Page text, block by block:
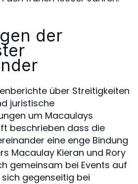
der
über Streitigkeiten
juristische
um Macaulays
beschrieben dass die
eine enge Bindung
Macaulay Kieran und Rory
gemeinsam bei Events auf
gegenseitig bei